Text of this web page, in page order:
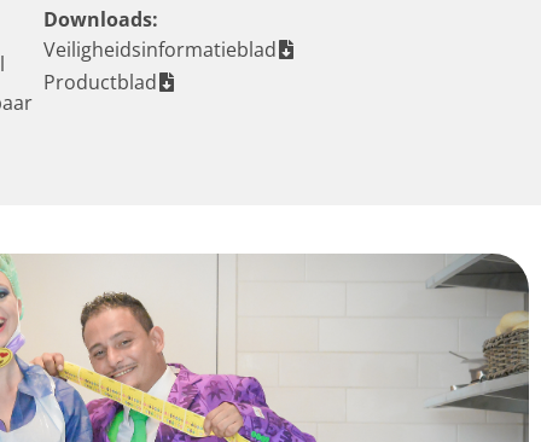
Downloads:
Veiligheidsinformatieblad
Productblad